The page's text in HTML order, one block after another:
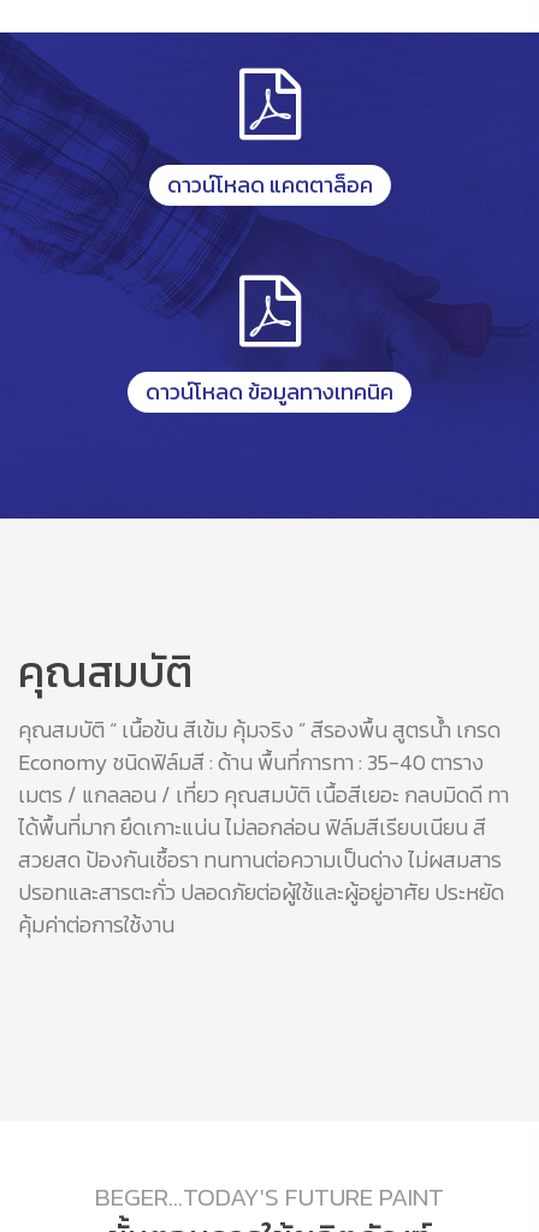
ดาวน์โหลด แคตตาล็อค
ดาวน์โหลด ข้อมูลทางเทคนิค
คุณสมบัติ
คุณสมบัติ “ เนื้อข้น สีเข้ม คุ้มจริง ” สีรองพื้น สูตรน้ำ เกรด
Economy ชนิดฟิล์มสี : ด้าน พื้นที่การทา : 35-40 ตาราง
เมตร / แกลลอน / เที่ยว คุณสมบัติ เนื้อสีเยอะ กลบมิดดี ทา
ได้พื้นที่มาก ยึดเกาะแน่น ไม่ลอกล่อน ฟิล์มสีเรียบเนียน สี
สวยสด ป้องกันเชื้อรา ทนทานต่อความเป็นด่าง ไม่ผสมสาร
ปรอทและสารตะกั่ว ปลอดภัยต่อผู้ใช้และผู้อยู่อาศัย ประหยัด
คุ้มค่าต่อการใช้งาน
BEGER...TODAY'S FUTURE PAINT